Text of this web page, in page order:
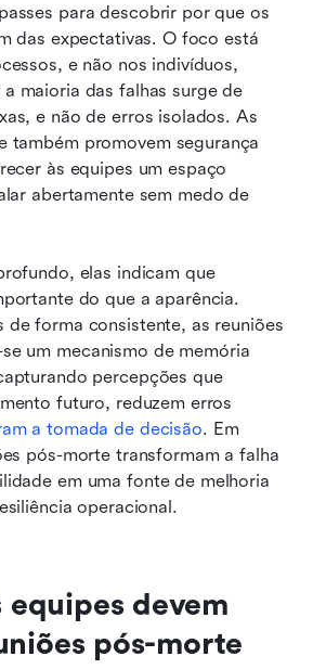
para descobrir por que os
das expectativas. O foco está
e não nos indivíduos,
maioria das falhas surge de
e não de erros isolados. As
também promovem segurança
às equipes um espaço
abertamente sem medo de
elas indicam que
do que a aparência.
de forma consistente, as reuniões
um mecanismo de memória
percepções que
futuro, reduzem erros
a tomada de decisão. Em
pós-morte transformam a falha
em uma fonte de melhoria
operacional.
equipes devem
pós-morte